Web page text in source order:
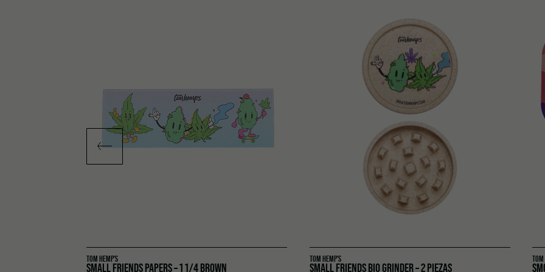
TOM HEMP'S
SMALL FRIENDS PAPERS – 1 1/4 BROWN
TOM HEMP'S
SMALL FRIENDS BIO GRINDER – 2 PIEZAS